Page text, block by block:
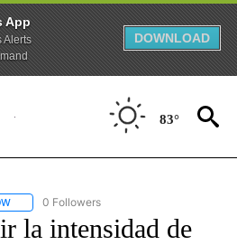
App
Alerts
DOWNLOAD
83°
FOLLOW "CNN - SPANISH" TO RECEIVE
0 Followers
la intensidad de